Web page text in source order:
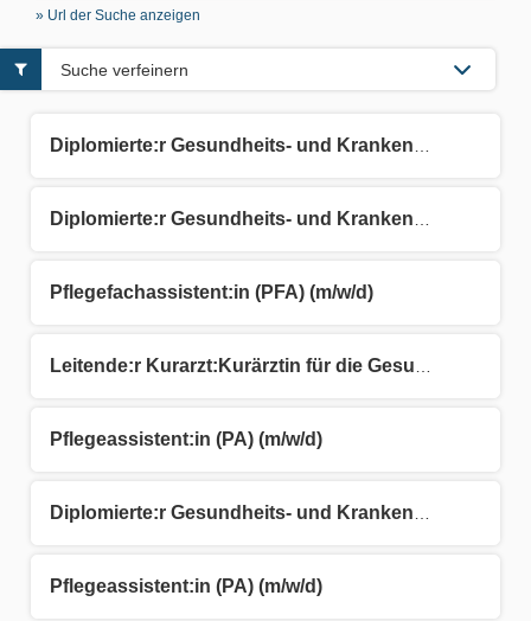
» Url der Suche anzeigen
Pflegefachassistent:in (PFA) (m/w/d)
Pflegeassistent:in (PA) (m/w/d)
Pflegeassistent:in (PA) (m/w/d)
Suche verfeinern